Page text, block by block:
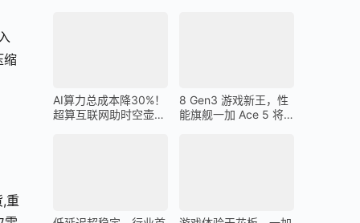
缩
,重
AI算力总成本降30%！
超算互联网助时空壶高
8 Gen3 游戏新王，性
能旗舰一加 Ace 5 将